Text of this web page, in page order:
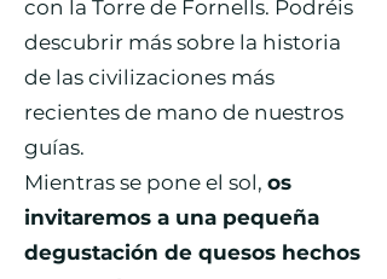
con la Torre de Fornells. Podréis
descubrir más sobre la historia
de las civilizaciones más
recientes de mano de nuestros
guías.
Mientras se pone el sol, os
invitaremos a una pequeña
degustación de quesos hechos